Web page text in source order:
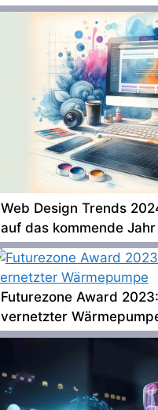
Web Design Trends
auf das kommende Jahr
Futurezone Award
vernetzter